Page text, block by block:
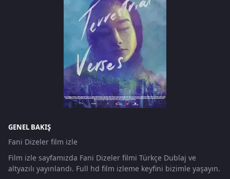
GENEL BAKIŞ
Fani Dizeler film izle
Film izle sayfamızda Fani Dizeler filmi Türkçe Dublaj ve
altyazılı yayınlandı. Full hd film izleme keyfini bizimle yaşayın.